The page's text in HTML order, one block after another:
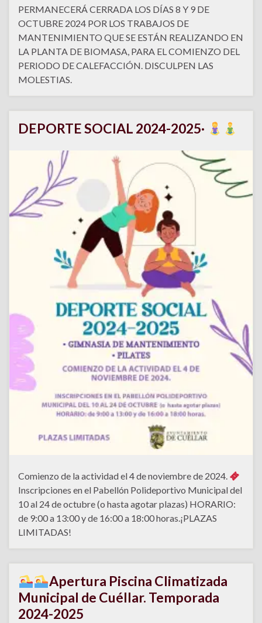
PERMANECERÁ CERRADA LOS DÍAS 8 Y 9 DE
OCTUBRE 2024 POR LOS TRABAJOS DE
MANTENIMIENTO QUE SE ESTÁN REALIZANDO EN
LA PLANTA DE BIOMASA, PARA EL COMIENZO DEL
PERIODO DE CALEFACCIÓN. DISCULPEN LAS
MOLESTIAS.
DEPORTE SOCIAL 2024-2025·
Comienzo de la actividad el 4 de noviembre de 2024.
Inscripciones en el Pabellón Polideportivo Municipal del
10 al 24 de octubre (o hasta agotar plazas) HORARIO:
de 9:00 a 13:00 y de 16:00 a 18:00 horas.¡PLAZAS
LIMITADAS!
Apertura Piscina Climatizada
Municipal de Cuéllar. Temporada
2024-2025